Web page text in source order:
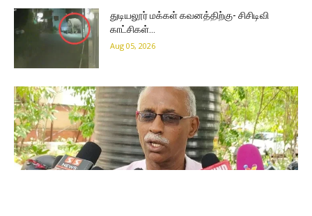
துடியலூர் மக்கள் கவனத்திற்கு- சிசிடிவி
காட்சிகள்…
Aug 05, 2026